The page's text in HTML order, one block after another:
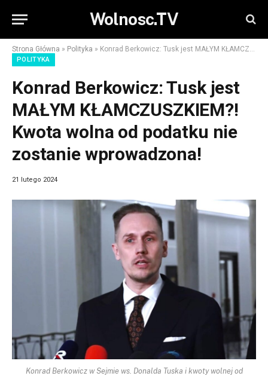
Wolnosc.TV
Strona Główna » Polityka » Konrad Berkowicz: Tusk jest MAŁYM KŁAMCZUSZKIEM?! Kwota wolna od podatku nie zostanie wprowadzona!
POLITYKA
Konrad Berkowicz: Tusk jest
MAŁYM KŁAMCZUSZKIEM?!
Kwota wolna od podatku nie
zostanie wprowadzona!
21 lutego 2024
Konrad Berkowicz w Sejmie ws. Donalda Tuska i kwoty wolnej od